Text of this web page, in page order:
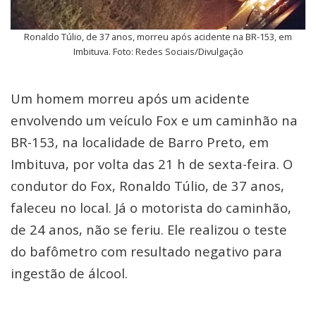
Ronaldo Túlio, de 37 anos, morreu após acidente na BR-153, em
Imbituva. Foto: Redes Sociais/Divulgação
Um homem morreu após um acidente
envolvendo um veículo Fox e um caminhão na
BR-153, na localidade de Barro Preto, em
Imbituva, por volta das 21 h de sexta-feira. O
condutor do Fox, Ronaldo Túlio, de 37 anos,
faleceu no local. Já o motorista do caminhão,
de 24 anos, não se feriu. Ele realizou o teste
do bafômetro com resultado negativo para
ingestão de álcool.